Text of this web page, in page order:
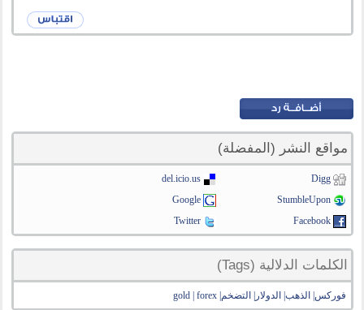
مواقع النشر (المفضلة)
Digg
del.icio.us
StumbleUpon
Google
Facebook
Twitter
الكلمات الدلالية (Tags)
فوركس| الذهب| الدولار| التضخم| gold | forex